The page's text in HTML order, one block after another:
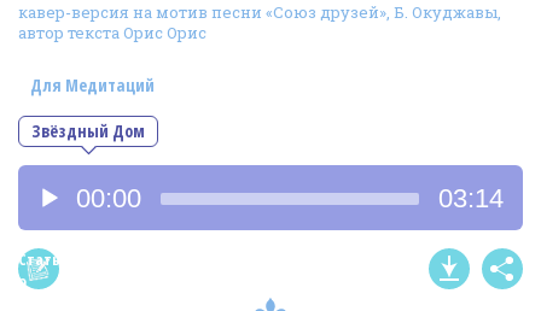
Фотогалерея
In English
Видео
Ииссиидиология
Номера песен
кавер-версия на мотив песни «Союз друзей», Б. Окуджавы,
автор текста Орис Орис
Звёздный Дом
Для Медитаций
Аудиоплеер
00:00 03:14
Статья
о